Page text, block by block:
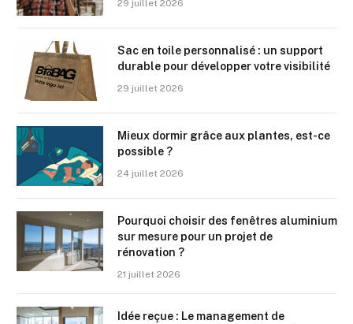
29 juillet 2026
Sac en toile personnalisé : un support
durable pour développer votre visibilité
29 juillet 2026
Mieux dormir grâce aux plantes, est-ce
possible ?
24 juillet 2026
Pourquoi choisir des fenêtres aluminium
sur mesure pour un projet de
rénovation ?
21 juillet 2026
Idée reçue : Le management de